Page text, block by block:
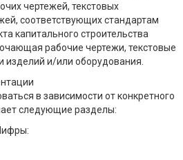
чертежей, текстовых
соответствующих стандартам
капитального строительства
рабочие чертежи, текстовые
и/или оборудования.
в зависимости от конкретного
следующие разделы: